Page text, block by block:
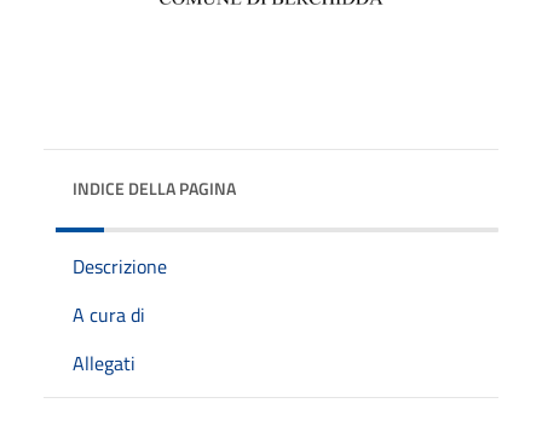
INDICE DELLA PAGINA
Descrizione
A cura di
Allegati